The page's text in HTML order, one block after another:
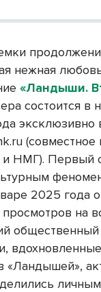
нежная
«Ландыши.
состоится в
эксклюзивно
и НМГ). Первый
2025 года
на
общественный
«Ландышей»,